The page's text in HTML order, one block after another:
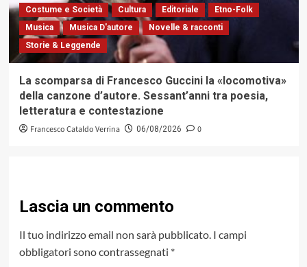
Costume e Società Cultura Editoriale
Etno-Folk
Musica
Musica D'autore
Novelle & racconti
Storie & Leggende
La scomparsa di Francesco Guccini la «locomotiva»
della canzone d’autore. Sessant’anni tra poesia,
letteratura e contestazione
Francesco Cataldo Verrina 06/08/2026 0
Lascia un commento
Il tuo indirizzo email non sarà pubblicato. I campi
obbligatori sono contrassegnati *